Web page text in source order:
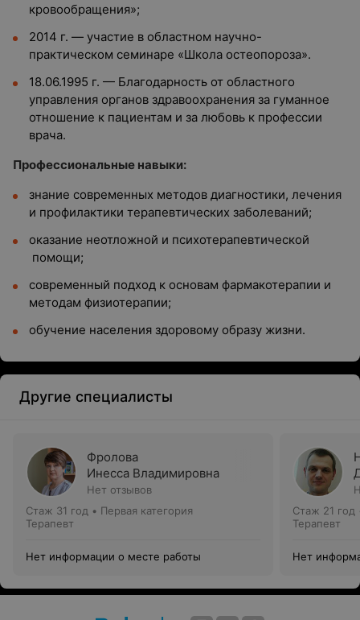
кровообращения»;
2014 г. — участие в областном научно-
практическом семинаре «Школа остеопороза».
18.06.1995 г. — Благодарность от областного
управления органов здравоохранения за гуманное
отношение к пациентам и за любовь к профессии
врача.
Профессиональные навыки:
знание современных методов диагностики, лечения
и профилактики терапевтических заболеваний;
оказание неотложной и психотерапевтической
помощи;
современный подход к основам фармакотерапии и
методам физиотерапии;
обучение населения здоровому образу жизни.
Другие специалисты
Фролова
Инесса Владимировна
Нет отзывов
Стаж 31 год • Первая категория
Терапевт
Нет информации о месте работы
Стаж 21 год
Терапевт
Нет